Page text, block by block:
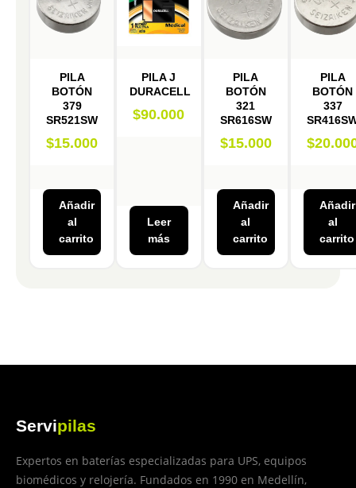
PILA
BOTÓN
379
SR521SW
$15.000
Añadir
al
carrito
PILA J
DURACELL
$90.000
Leer
más
PILA
BOTÓN
321
SR616SW
$15.000
Añadir
al
carrito
PILA
BOTÓN
337
$
Añadir
al
carrito
Servipilas
Expertos en baterías especializadas para UPS, equipos
biomédicos y relojería. Fundados en 1990 en Medellín,